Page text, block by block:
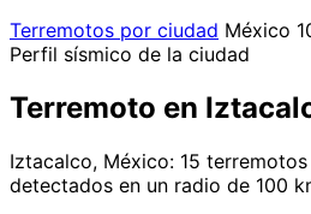
Terremotos por ciudad México
Perfil sísmico de la ciudad
Terremoto en
Iztacalco, México: 15
detectados en un radio de 100